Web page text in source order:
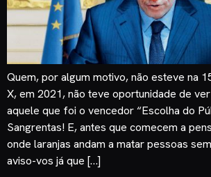
Quem, por algum motivo, não esteve na
X, em 2021, não teve oportunidade de
aquele que foi o vencedor “Escolha do
Sangrentas! E, antes que comecem a
onde laranjas andam a matar pessoas
aviso-vos já que […]